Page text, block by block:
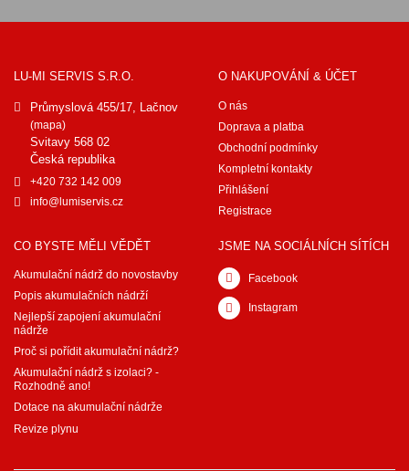
LU-MI SERVIS S.R.O.
Průmyslová 455/17, Lačnov
(mapa)
Svitavy 568 02
Česká republika
+420 732 142 009
info@lumiservis.cz
O NAKUPOVÁNÍ & ÚČET
O nás
Doprava a platba
Obchodní podmínky
Kompletní kontakty
Přihlášení
Registrace
CO BYSTE MĚLI VĚDĚT
Akumulační nádrž do novostavby
Popis akumulačních nádrží
Nejlepší zapojení akumulační
nádrže
Proč si pořídit akumulační nádrž?
Akumulační nádrž s izolaci? -
Rozhodně ano!
Dotace na akumulační nádrže
Revize plynu
JSME NA SOCIÁLNÍCH SÍTÍCH
Facebook
Instagram